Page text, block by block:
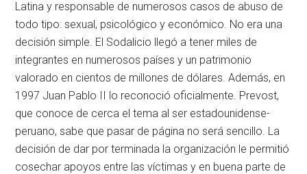
Latina y responsable de numerosos casos de abuso de
todo tipo: sexual, psicológico y económico. No era una
decisión simple. El Sodalicio llegó a tener miles de
integrantes en numerosos países y un patrimonio
valorado en cientos de millones de dólares. Además, en
1997 Juan Pablo II lo reconoció oficialmente. Prevost,
que conoce de cerca el tema al ser estadounidense-
peruano, sabe que pasar de página no será sencillo. La
decisión de dar por terminada la organización le permitió
cosechar apoyos entre las víctimas y en buena parte de